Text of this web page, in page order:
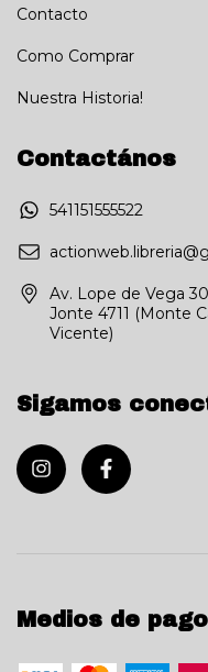
Contacto
Como Comprar
Nuestra Historia!
Contactános
541151555522
Av. Lope de Vega
Jonte 4711 (Monte
Vicente)
Sigamos
Medios de pago